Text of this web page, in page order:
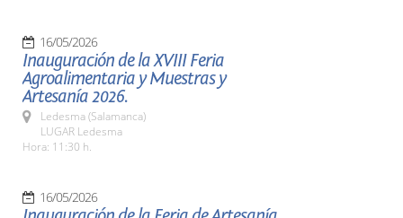
16/05/2026
Inauguración de la XVIII Feria
Agroalimentaria y Muestras y
Artesanía 2026.
Ledesma (Salamanca)
LUGAR Ledesma
Hora: 11:30 h.
16/05/2026